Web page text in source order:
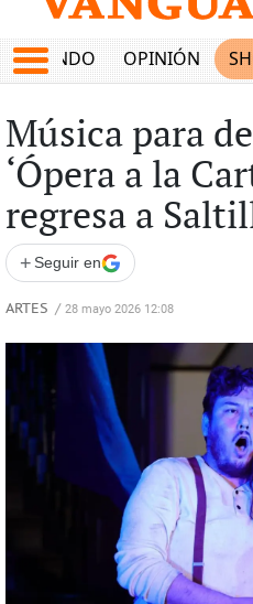
MUNDO OPINIÓN
Música para
‘Ópera a la
regresa a
+ Seguir en
ARTES / 28 mayo 2026 12:08